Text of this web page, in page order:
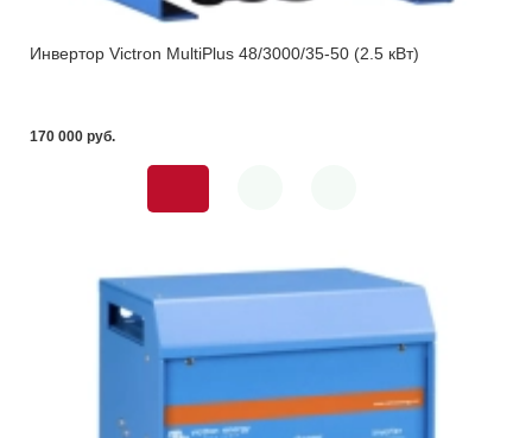
Инвертор Victron MultiPlus 48/3000/35-50 (2.5 кВт)
170 000 pуб.